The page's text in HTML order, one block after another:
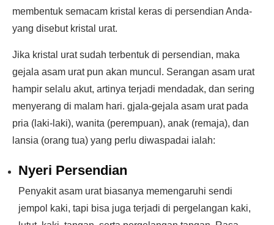
membentuk semacam kristal keras di persendian Anda-
yang disebut kristal urat.
Jika kristal urat sudah terbentuk di persendian, maka
gejala asam urat pun akan muncul. Serangan asam urat
hampir selalu akut, artinya terjadi mendadak, dan sering
menyerang di malam hari. gjala-gejala asam urat pada
pria (laki-laki), wanita (perempuan), anak (remaja), dan
lansia (orang tua) yang perlu diwaspadai ialah:
Nyeri Persendian
Penyakit asam urat biasanya memengaruhi sendi
jempol kaki, tapi bisa juga terjadi di pergelangan kaki,